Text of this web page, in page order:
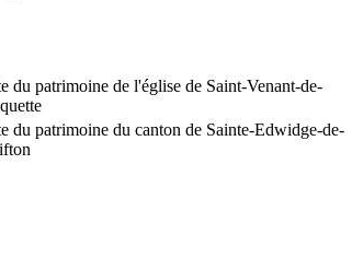
du patrimoine de l'église de Saint-Venant-de-
du patrimoine du canton de Sainte-Edwidge-de-